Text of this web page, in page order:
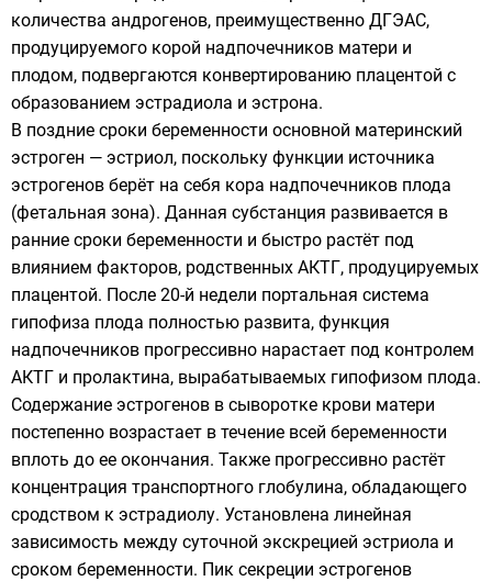
количества андрогенов, преимущественно ДГЭАС,
продуцируемого корой надпочечников матери и
плодом, подвергаются конвертированию плацентой с
образованием эстрадиола и эстрона.
В поздние сроки беременности основной материнский
эстроген — эстриол, поскольку функции источника
эстрогенов берёт на себя кора надпочечников плода
(фетальная зона). Данная субстанция развивается в
ранние сроки беременности и быстро растёт под
влиянием факторов, родственных АКТГ, продуцируемых
плацентой. После 20-й недели портальная система
гипофиза плода полностью развита, функция
надпочечников прогрессивно нарастает под контролем
АКТГ и пролактина, вырабатываемых гипофизом плода.
Содержание эстрогенов в сыворотке крови матери
постепенно возрастает в течение всей беременности
вплоть до ее окончания. Также прогрессивно растёт
концентрация транспортного глобулина, обладающего
сродством к эстрадиолу. Установлена линейная
зависимость между суточной экскрецией эстриола и
сроком беременности. Пик секреции эстрогенов